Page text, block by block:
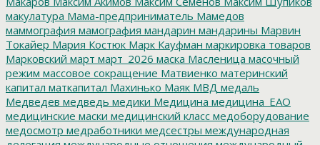
макулатура Мама-предприниматель Мамедов
маммография мамография мандарин мандарины Марвин
Токайер Мария Костюк Марк Кауфман маркировка товаров
Марковский март март_2026 маска Масленица масочный
режим массовое сокращение Матвиенко материнский
капитал маткапитал Махинько Маяк МВД медаль
Медведев медведь медики Медицина медицина_ЕАО
медицинские маски медицинский класс медоборудование
медосмотр медработники медсестры международная